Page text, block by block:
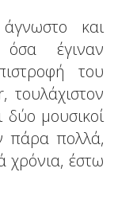
και
όσα έγιναν
του
δύο μουσικοί
πάρα πολλά,
χρόνια, έστω